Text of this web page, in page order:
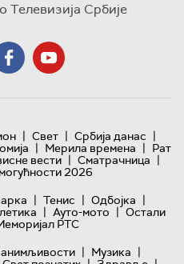
Телевизија Србије
| Свет | Србија данас |
| Мерила времена | Рат
вести | Сматрачница |
2026
| Тенис | Одбојка |
| Ауто-мото | Остали
РТС
| Музика |